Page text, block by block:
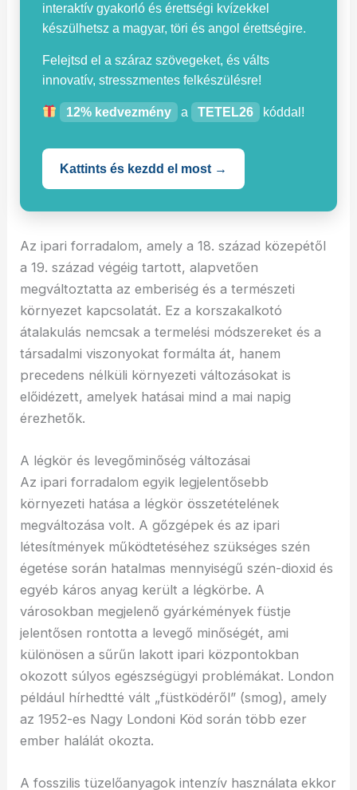
interaktív gyakorló és érettségi kvízekkel
készülhetsz a magyar, töri és angol érettségire.
Felejtsd el a száraz szövegeket, és válts
innovatív, stresszmentes felkészülésre!
12% kedvezmény a TETEL26 kóddal!
Kattints és kezdd el most →
Az ipari forradalom, amely a 18. század közepétől
a 19. század végéig tartott, alapvetően
megváltoztatta az emberiség és a természeti
környezet kapcsolatát. Ez a korszakalkotó
átalakulás nemcsak a termelési módszereket és a
társadalmi viszonyokat formálta át, hanem
precedens nélküli környezeti változásokat is
előidézett, amelyek hatásai mind a mai napig
érezhetők.
A légkör és levegőminőség változásai
Az ipari forradalom egyik legjelentősebb
környezeti hatása a légkör összetételének
megváltozása volt. A gőzgépek és az ipari
létesítmények működtetéséhez szükséges szén
égetése során hatalmas mennyiségű szén-dioxid és
egyéb káros anyag került a légkörbe. A
városokban megjelenő gyárkémények füstje
jelentősen rontotta a levegő minőségét, ami
különösen a sűrűn lakott ipari központokban
okozott súlyos egészségügyi problémákat. London
például hírhedtté vált „füstködéről” (smog), amely
az 1952-es Nagy Londoni Köd során több ezer
ember halálát okozta.
A fosszilis tüzelőanyagok intenzív használata ekkor